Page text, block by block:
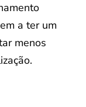
a ter um
menos